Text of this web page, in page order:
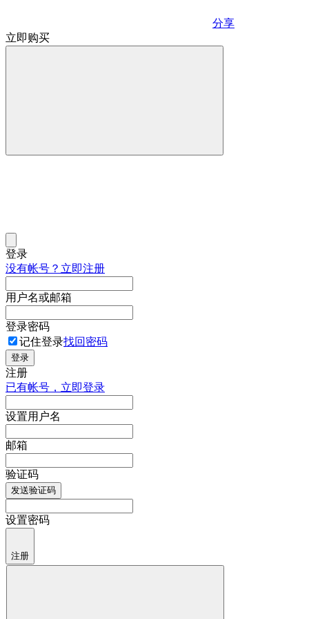
分享
立即购买
登录
没有帐号？立即注册
用户名或邮箱
登录密码
记住登录找回密码
登录
注册
已有帐号，立即登录
设置用户名
邮箱
验证码
发送验证码
设置密码
注册